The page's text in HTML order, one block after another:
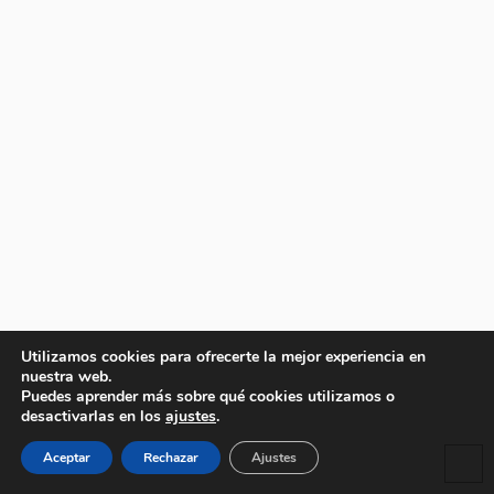
Utilizamos cookies para ofrecerte la mejor experiencia en
nuestra web.
Puedes aprender más sobre qué cookies utilizamos o
desactivarlas en los ajustes.
Aceptar Rechazar Ajustes